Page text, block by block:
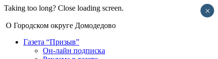
Taking too long? Close loading screen.
О Городском округе Домодедово
Газета “Призыв”
Он-лайн подписка
×